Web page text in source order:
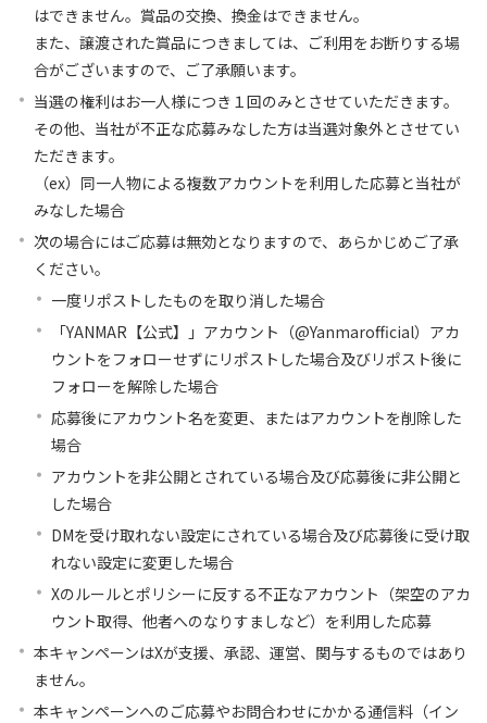
はできません。賞品の交換、換金はできません。
また、譲渡された賞品につきましては、ご利用をお断りする場
合がございますので、ご了承願います。
当選の権利はお一人様につき１回のみとさせていただきます。
その他、当社が不正な応募みなした方は当選対象外とさせてい
ただきます。
（ex）同一人物による複数アカウントを利用した応募と当社が
みなした場合
次の場合にはご応募は無効となりますので、あらかじめご了承
ください。
一度リポストしたものを取り消した場合
「YANMAR【公式】」アカウント（@Yanmarofficial）アカ
ウントをフォローせずにリポストした場合及びリポスト後に
フォローを解除した場合
応募後にアカウント名を変更、またはアカウントを削除した
場合
アカウントを非公開とされている場合及び応募後に非公開と
した場合
DMを受け取れない設定にされている場合及び応募後に受け取
れない設定に変更した場合
Xのルールとポリシーに反する不正なアカウント（架空のアカ
ウント取得、他者へのなりすましなど）を利用した応募
本キャンペーンはXが支援、承認、運営、関与するものではあり
ません。
本キャンペーンへのご応募やお問合わせにかかる通信料（イン